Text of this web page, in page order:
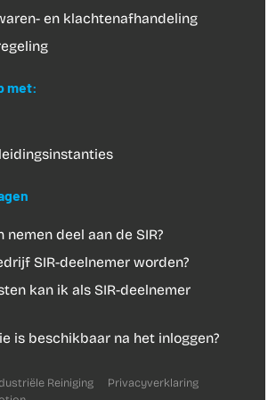
en klachtenafhandeling
met:
deel aan de SIR?
SIR-deelnemer worden?
kan ik als SIR-deelnemer
is beschikbaar na het inloggen?
Reiniging
Privacyverklaring